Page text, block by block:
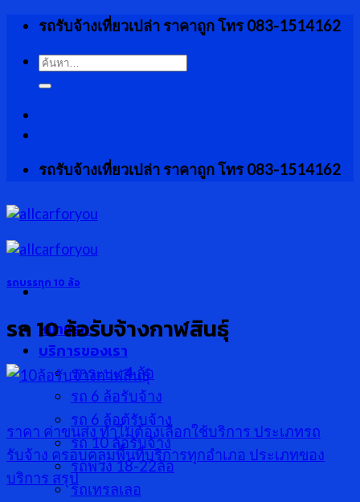
Skip
content
รถรับจ้างเที่ยวเปล่า ราคาถูก โทร 083-1514162
ค้นหา:
รถรับจ้างเที่ยวเปล่า ราคาถูก โทร 083-1514162
หน้าแรก
บริการของเรา
รกระบะ 4 ล้อ
รถ 6 ล้อรับจ้าง
รถ 6 ล้อตู้รับจ้าง
รถ 10 ล้อรับจ้าง
รถพ่วง 18-22ล้อ
รถเทรลเลอ
รถบรรทุก 10 ล้อ
รถ 10 ล้อรับจ้างกาฬสินธุ์
ราคา ค่าขนส่งทำไมต้องเลือกใช้บริการ ประเภทรถ
รับจ้าง ครอบคลุมพื้นที่บริการทุกอำเภอ ประเภทของ
บริการ สรุป